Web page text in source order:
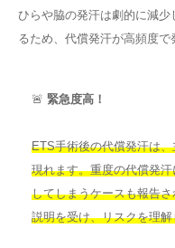
ひらや脇の発汗は劇的に減
るため、代償発汗が高頻度で
🚨 緊急度高！
ETS手術後の代償発汗は
現れます。重度の代償発
してしまうケースも報告
説明を受け、リスクを理